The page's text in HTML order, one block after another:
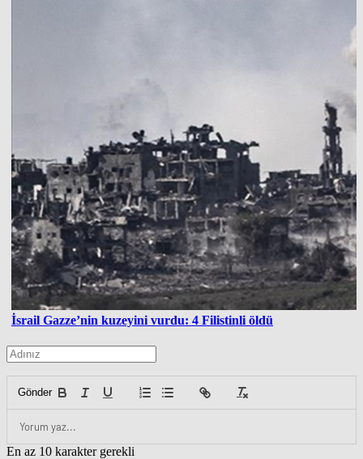
İsrail Gazze’nin kuzeyini vurdu: 4 Filistinli öldü
Gönder
En az 10 karakter gerekli